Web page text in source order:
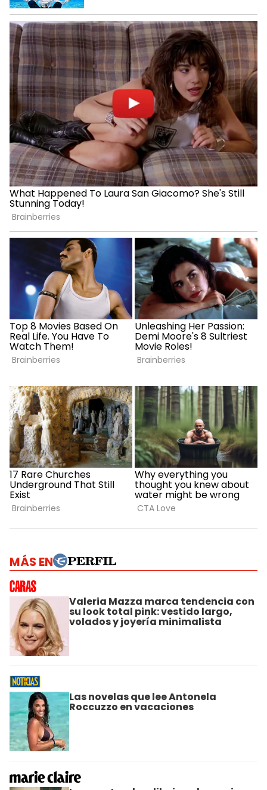
MÁS EN
Valeria Mazza marca tendencia con
su look total pink: vestido largo,
volados y joyería minimalista
Las novelas que lee Antonela
Roccuzzo en vacaciones